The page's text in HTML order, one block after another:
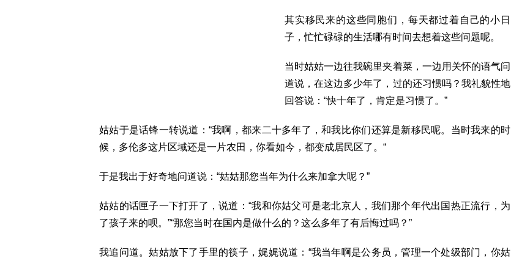
其实移民来的这些同胞们，每天都过着自己的小日
子，忙忙碌碌的生活哪有时间去想着这些问题呢。
当时姑姑一边往我碗里夹着菜，一边用关怀的语气问
道说，在这边多少年了，过的还习惯吗？我礼貌性地
回答说：“快十年了，肯定是习惯了。”
姑姑于是话锋一转说道：“我啊，都来二十多年了，和我比你们还算是新移民呢。当时我来的时
候，多伦多这片区域还是一片农田，你看如今，都变成居民区了。“
于是我出于好奇地问道说：“姑姑那您当年为什么来加拿大呢？”
姑姑的话匣子一下打开了，说道：“我和你姑父可是老北京人，我们那个年代出国热正流行，为
了孩子来的呗。”“那您当时在国内是做什么的？这么多年了有后悔过吗？”
我追问道。姑姑放下了手里的筷子，娓娓说道：“我当年啊是公务员，管理一个处级部门，你姑